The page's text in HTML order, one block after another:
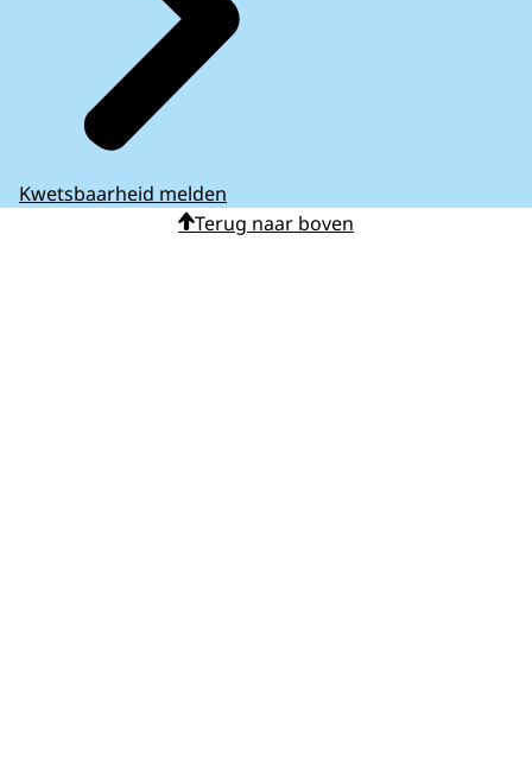
Kwetsbaarheid melden
Terug naar boven